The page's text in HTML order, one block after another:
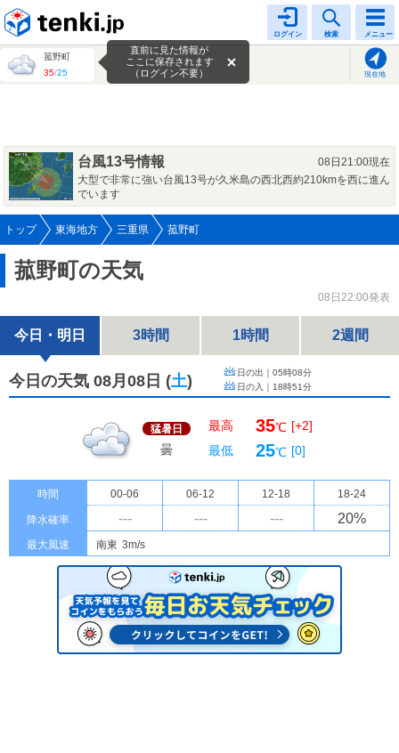
ログイン 検索 メニュー
菰野町
35/25 現在地
直前に見た情報が
ここに保存されます
（ログイン不要）
台風13号情報
08日21:00現在
大型で非常に強い台風13号が久米島の西北西約210kmを西に進ん
でいます
トップ 東海地方 三重県 菰野町
菰野町の天気
08日22:00発表
今日・明日 3時間 1時間 2週間
今日の天気 08月08日 (土) 日の出｜ 05時08分
日の入｜ 18時51分
猛暑日
曇
最高 35℃ [+2]
最低
25℃ [0]
時間 00-06 06-12 12-18 18-24
降水確率 --- --- --- 20%
最大風速 南東 3m/s